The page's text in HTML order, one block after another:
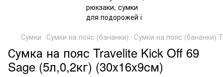
Сумки Сумки на пояс (бананки) Сумки на пояс (бананки)
Сумка на пояс Travelite Kick Off 69
Sage (5л,0,2кг) (30x16x9см)